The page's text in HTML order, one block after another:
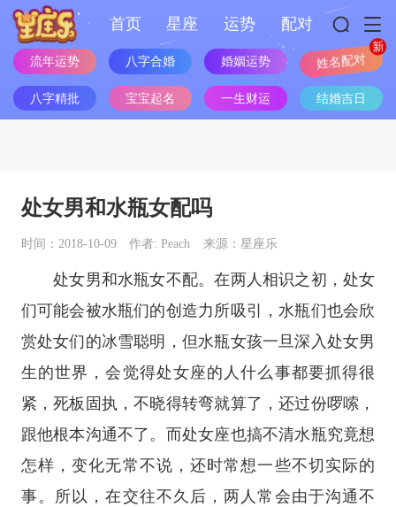
首页 星座 运势 配对
流年运势 八字合婚 婚姻运势 姓名配对
八字精批 宝宝起名 一生财运 结婚吉日
处女男和水瓶女配吗
时间：2018-10-09 作者: Peach 来源：星座乐
处女男和水瓶女不配。在两人相识之初，处女
们可能会被水瓶们的创造力所吸引，水瓶们也会欣
赏处女们的冰雪聪明，但水瓶女孩一旦深入处女男
生的世界，会觉得处女座的人什么事都要抓得很
紧，死板固执，不晓得转弯就算了，还过份啰嗦，
跟他根本沟通不了。而处女座也搞不清水瓶究竟想
怎样，变化无常不说，还时常想一些不切实际的
事。所以，在交往不久后，两人常会由于沟通不